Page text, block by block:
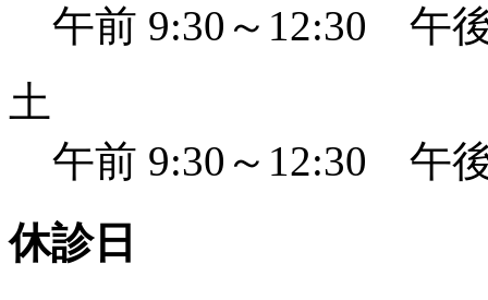
午前 9:30～12:30 午
土
午前 9:30～12:30 午
休診日